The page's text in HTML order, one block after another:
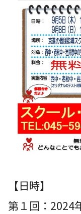
【日時】
第１回：2024